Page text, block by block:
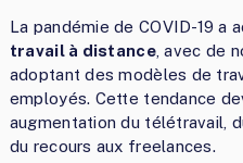
La pandémie de COVID-19 a
travail à distance, avec de
adoptant des modèles de
employés. Cette tendance
augmentation du télétravail,
du recours aux freelances.